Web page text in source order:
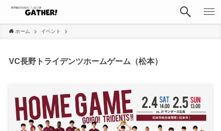
ホーム イベント
VC長野トライデンツホームゲーム（松本）